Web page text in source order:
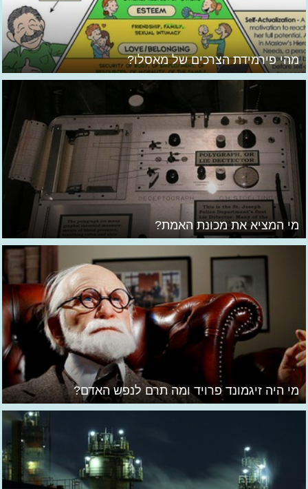
מהי פירמידת הצרכים של מאסלו?
מי המציא את מכונת האמת?
מי היה זיגמונד פרויד ומה תרם לנפש האדם?